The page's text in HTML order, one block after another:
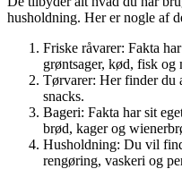
husholdning. Her er nogle af
Friske råvarer: Fakta
grøntsager, kød, fisk og
Tørvarer: Her finder du
snacks.
Bageri: Fakta har sit
brød, kager og
Husholdning: Du vil
rengøring, vaskeri og